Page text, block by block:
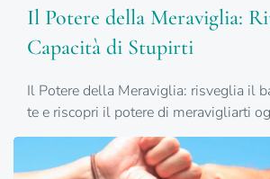
Il Potere della Meraviglia:
Capacità di Stupirti
Il Potere della Meraviglia: risveglia il
te e riscopri il potere di meravigliarti